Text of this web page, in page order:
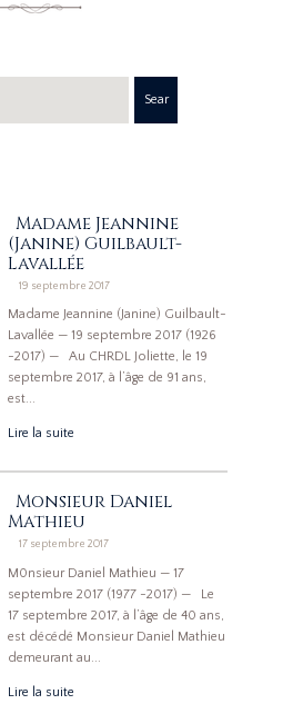
Sear
Madame Jeannine
(Janine) Guilbault-
Lavallée
19 septembre 2017
Madame Jeannine (Janine) Guilbault-
Lavallée — 19 septembre 2017 (1926
-2017) — Au CHRDL Joliette, le 19
septembre 2017, à l’âge de 91 ans,
est...
Lire la suite
Monsieur Daniel
Mathieu
17 septembre 2017
M0nsieur Daniel Mathieu — 17
septembre 2017 (1977 -2017) — Le
17 septembre 2017, à l’âge de 40 ans,
est décédé Monsieur Daniel Mathieu
demeurant au...
Lire la suite